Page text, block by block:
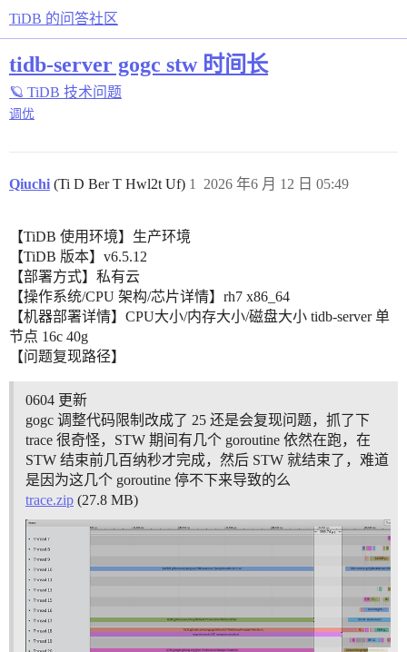
TiDB 的问答社区
tidb-server gogc stw 时间长
🪐 TiDB 技术问题
调优
Qiuchi (Ti D Ber T Hwl2t Uf) 2026 年6 月 12 日 05:49
1
【TiDB 使用环境】生产环境
【TiDB 版本】v6.5.12
【部署方式】私有云
【操作系统/CPU 架构/芯片详情】rh7 x86_64
【机器部署详情】CPU大小/内存大小/磁盘大小 tidb-server 单
节点 16c 40g
【问题复现路径】
0604 更新
gogc 调整代码限制改成了 25 还是会复现问题，抓了下
trace 很奇怪，STW 期间有几个 goroutine 依然在跑，在
STW 结束前几百纳秒才完成，然后 STW 就结束了，难道
是因为这几个 goroutine 停不下来导致的么
trace.zip (27.8 MB)